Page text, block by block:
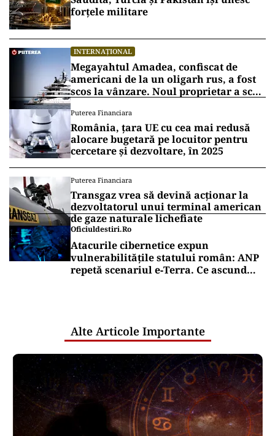
forțele militare
INTERNAȚIONAL
Megayahtul Amadea, confiscat de
americani de la un oligarh rus, a fost
scos la vânzare. Noul proprietar a scos
Puterea Financiara
România, țara UE cu cea mai redusă
alocare bugetară pe locuitor pentru
cercetare și dezvoltare, în 2025
Puterea Financiara
Transgaz vrea să devină acționar la
dezvoltatorul unui terminal american
de gaze naturale lichefiate
Oficiuldestiri.ro
Atacurile cibernetice expun
vulnerabilitățile statului român: ANP
repetă scenariul e‑Terra. Ce ascund
Alte Articole Importante